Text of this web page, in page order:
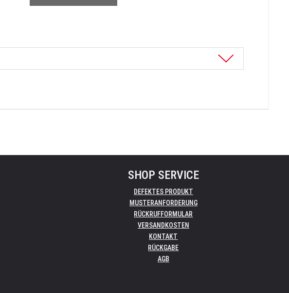
SHOP SERVICE
DEFEKTES PRODUKT
MUSTERANFORDERUNG
RÜCKRUFFORMULAR
VERSANDKOSTEN
KONTAKT
RÜCKGABE
AGB